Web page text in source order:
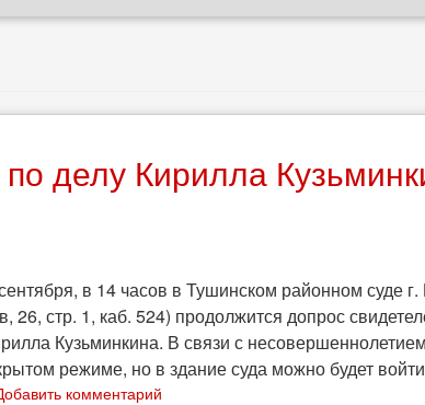
делу Кирилла
в 14 часов в Тушинском районном суде
26, стр. 1, каб. 524) продолжится допрос
Кузьминкина. В связи с
режиме, но в здание суда можно будет
комментарий